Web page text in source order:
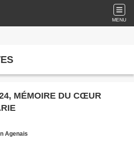
MENU
MÉMOIRE DU CŒUR
Agenais